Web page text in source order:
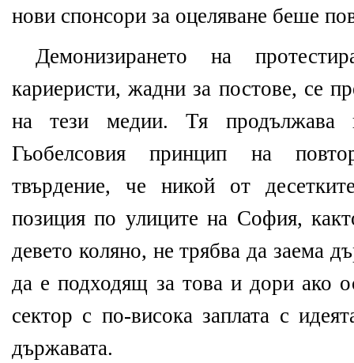
нови спонсори за оцеляване беше
Демонизирането на
кариеристи, жадни за постове, се
на тези медии. Тя продължава
Гьобелсовия принцип на
твърдение, че никой от
позиция по улиците на София,
девето коляно, не трябва да заема
да е подходящ за това и дори ако
сектор с по-висока заплата с
държавата.